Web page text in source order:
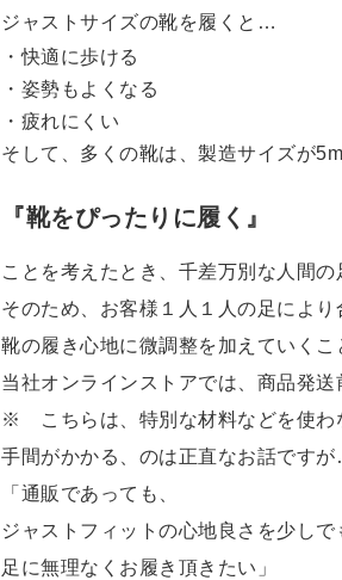
ジャストサイズの靴を履くと…
・快適に歩ける
・姿勢もよくなる
・疲れにくい
そして、多くの靴は、製造サイズが
『靴をぴったりに履く』
ことを考えたとき、千差万別な人間
そのため、お客様１人１人の足によ
靴の履き心地に微調整を加えていく
当社オンラインストアでは、商品発
※ こちらは、特別な材料などを使わ
手間がかかる、のは正直なお話です
「通販であっても、
ジャストフィットの心地良さを少しで
足に無理なくお履き頂きたい」